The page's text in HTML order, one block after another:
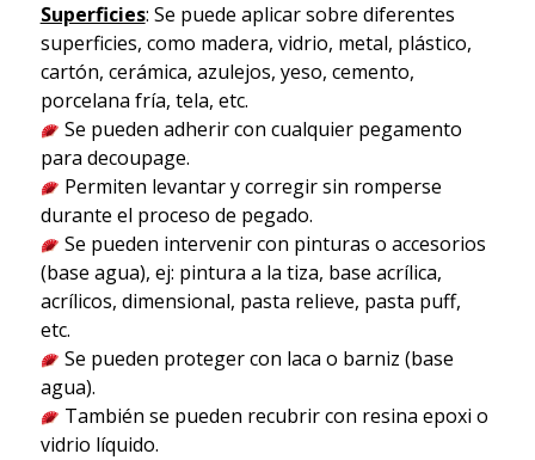
Superficies: Se puede aplicar sobre diferentes
superficies, como madera, vidrio, metal, plástico,
cartón, cerámica, azulejos, yeso, cemento,
porcelana fría, tela, etc.
Se pueden adherir con cualquier pegamento
para decoupage.
Permiten levantar y corregir sin romperse
durante el proceso de pegado.
Se pueden intervenir con pinturas o accesorios
(base agua), ej: pintura a la tiza, base acrílica,
acrílicos, dimensional, pasta relieve, pasta puff,
etc.
Se pueden proteger con laca o barniz (base
agua).
También se pueden recubrir con resina epoxi o
vidrio líquido.